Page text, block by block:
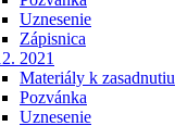
Uznesenie
Zápisnica
2021
Materiály k zasadnutiu
Pozvánka
Uznesenie